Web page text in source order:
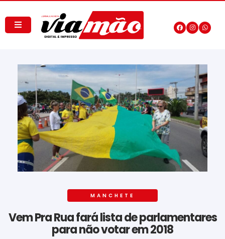
MANCHETE
Vem Pra Rua fará lista de parlamentares
para não votar em 2018